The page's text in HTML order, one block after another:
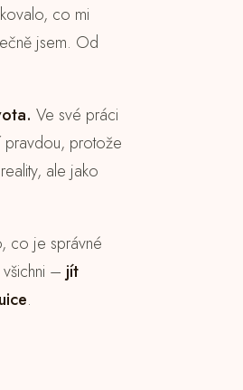
co mi
jsem. Od
Ve své práci
pravdou, protože
ale jako
co je správné
všichni –jít
.